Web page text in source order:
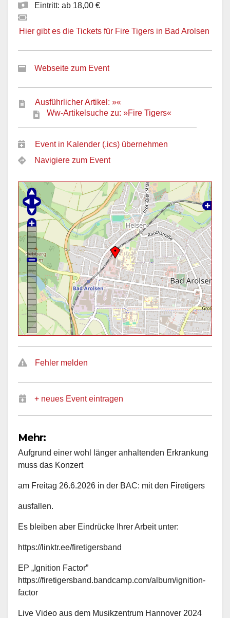
Eintritt: ab 18,00 €
Hier gibt es die Tickets für Fire Tigers in Bad Arolsen
Webseite zum Event
Ausführlicher Artikel: »«
Ww-Artikelsuche zu: »Fire Tigers«
Event in Kalender (.ics) übernehmen
Navigiere zum Event
Fehler melden
+ neues Event eintragen
Mehr:
Aufgrund einer wohl länger anhaltenden Erkrankung
muss das Konzert
am Freitag 26.6.2026 in der BAC: mit den Firetigers
ausfallen.
Es bleiben aber Eindrücke Ihrer Arbeit unter:
https://linktr.ee/firetigersband
EP „Ignition Factor”
https://firetigersband.bandcamp.com/album/ignition-
factor
Live Video aus dem Musikzentrum Hannover 2024